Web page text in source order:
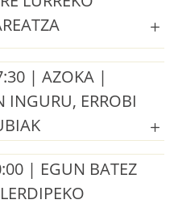
| AZOKA |
INGURU, ERROBI
| EGUN BATEZ